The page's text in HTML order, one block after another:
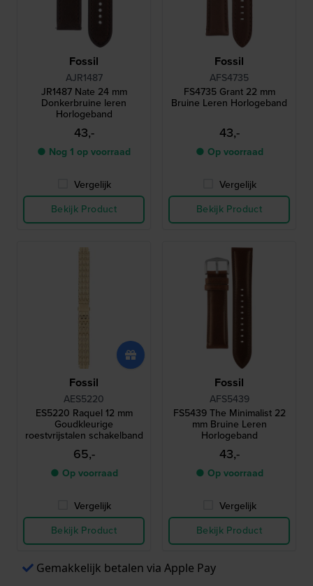
Fossil
AJR1487
JR1487 Nate 24 mm
Donkerbruine leren
Horlogeband
43,-
● Nog 1 op voorraad
Vergelijk
Bekijk Product
Fossil
AFS4735
FS4735 Grant 22 mm
Bruine Leren Horlogeband
43,-
● Op voorraad
Vergelijk
Bekijk Product
Fossil
AES5220
ES5220 Raquel 12 mm
Goudkleurige
roestvrijstalen schakelband
65,-
● Op voorraad
Vergelijk
Bekijk Product
Fossil
AFS5439
FS5439 The Minimalist 22
mm Bruine Leren
Horlogeband
43,-
● Op voorraad
Vergelijk
Bekijk Product
Gemakkelijk betalen via Apple Pay